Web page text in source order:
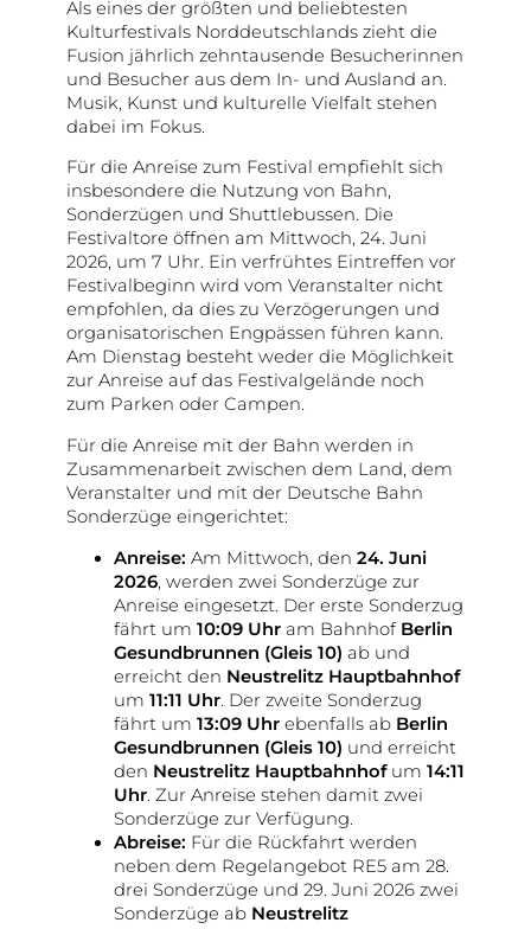
Als eines der größten und beliebtesten
Kulturfestivals Norddeutschlands zieht die
Fusion jährlich zehntausende Besucherinnen
und Besucher aus dem In- und Ausland an.
Musik, Kunst und kulturelle Vielfalt stehen
dabei im Fokus.
Für die Anreise zum Festival empfiehlt sich
insbesondere die Nutzung von Bahn,
Sonderzügen und Shuttlebussen. Die
Festivaltore öffnen am Mittwoch, 24. Juni
2026, um 7 Uhr. Ein verfrühtes Eintreffen vor
Festivalbeginn wird vom Veranstalter nicht
empfohlen, da dies zu Verzögerungen und
organisatorischen Engpässen führen kann.
Am Dienstag besteht weder die Möglichkeit
zur Anreise auf das Festivalgelände noch
zum Parken oder Campen.
Für die Anreise mit der Bahn werden in
Zusammenarbeit zwischen dem Land, dem
Veranstalter und mit der Deutsche Bahn
Sonderzüge eingerichtet:
Anreise: Am Mittwoch, den 24. Juni
2026, werden zwei Sonderzüge zur
Anreise eingesetzt. Der erste Sonderzug
fährt um 10:09 Uhr am Bahnhof Berlin
Gesundbrunnen (Gleis 10) ab und
erreicht den Neustrelitz Hauptbahnhof
um 11:11 Uhr. Der zweite Sonderzug
fährt um 13:09 Uhr ebenfalls ab Berlin
Gesundbrunnen (Gleis 10) und erreicht
den Neustrelitz Hauptbahnhofum 14:11
Uhr. Zur Anreise stehen damit zwei
Sonderzüge zur Verfügung.
Abreise: Für die Rückfahrt werden
neben dem Regelangebot RE5 am 28.
drei Sonderzüge und 29. Juni 2026 zwei
Sonderzüge ab Neustrelitz